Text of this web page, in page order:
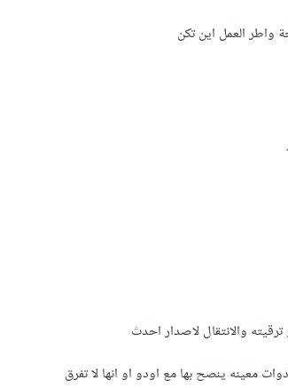
واطر العمل اين تكن
والانتقال لاصدار احدث
معينه ينصح بها مع اودو او انها لا تفرق